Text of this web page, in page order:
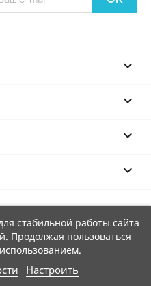




стабильной работы сайта
Продолжая пользоваться
Настроить